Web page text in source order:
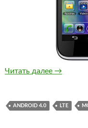
Читать далее ZTE
→
ANDROID 4.0 LTE